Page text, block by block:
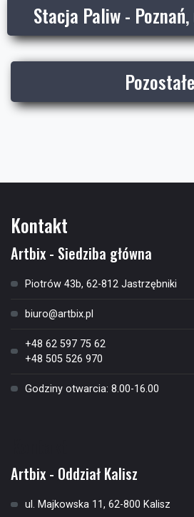
Stacja Paliw -
Pozostałe
Kontakt
Artbix - Siedziba główna
Piotrów 43b, 62-812 Jastrzębniki
biuro@artbix.pl
+48 62 597 75 62
+48 505 526 970
Godziny otwarcia: 8.00-16.00
Artbix - Oddział Kalisz
ul. Majkowska 11, 62-800 Kalisz